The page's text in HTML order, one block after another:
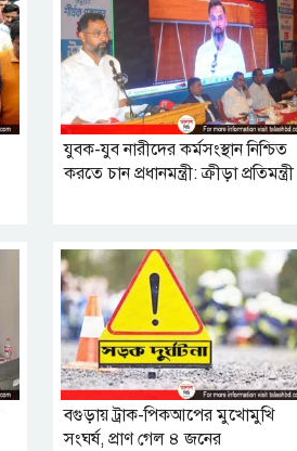
যুবক-যুব নারীদের কর্মসংস্থান নিশ্চিত
করতে চান প্রধানমন্ত্রী: ক্রীড়া প্রতিমন্ত্রী
বগুড়ায় ট্রাক-পিকআপের মুখোমুখি
সংঘর্ষ, প্রাণ গেল ৪ জনের